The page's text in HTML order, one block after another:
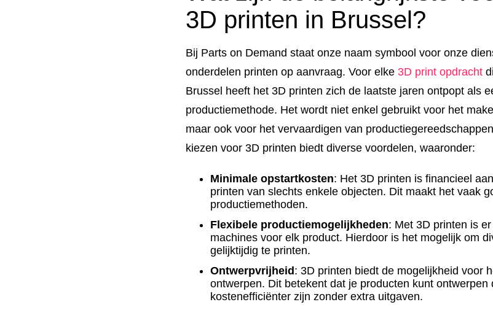
3D printen in Brussel?
Bij Parts on Demand staat onze naam symbool voor onze
onderdelen printen op aanvraag. Voor elke 3D print opdracht
Brussel heeft het 3D printen zich de laatste jaren ontpopt als
productiemethode. Het wordt niet enkel gebruikt voor het
maar ook voor het vervaardigen van
kiezen voor 3D printen biedt diverse voordelen, waaronder:
Minimale opstartkosten: Het 3D printen is financieel
printen van slechts enkele objecten. Dit maakt het vaak
productiemethoden.
Flexibele productiemogelijkheden: Met 3D printen is
machines voor elk product. Hierdoor is het mogelijk om
gelijktijdig te printen.
Ontwerpvrijheid : 3D printen biedt de mogelijkheid voor
ontwerpen. Dit betekent dat je producten kunt ontwerpen
kostenefficiënter zijn zonder extra uitgaven.